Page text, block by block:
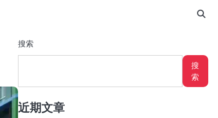
搜索
搜
索
近期文章